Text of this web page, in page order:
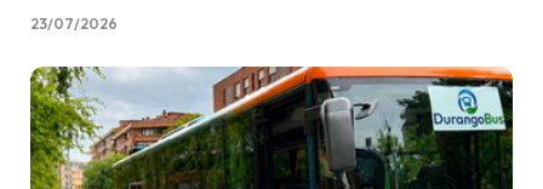
23/07/2026